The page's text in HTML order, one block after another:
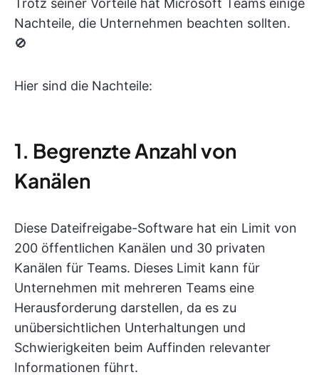
Trotz seiner Vorteile hat Microsoft Teams einige
Nachteile, die Unternehmen beachten sollten.
🚫
Hier sind die Nachteile:
1. Begrenzte Anzahl von
Kanälen
Diese Dateifreigabe-Software hat ein Limit von
200 öffentlichen Kanälen und 30 privaten
Kanälen für Teams. Dieses Limit kann für
Unternehmen mit mehreren Teams eine
Herausforderung darstellen, da es zu
unübersichtlichen Unterhaltungen und
Schwierigkeiten beim Auffinden relevanter
Informationen führt.